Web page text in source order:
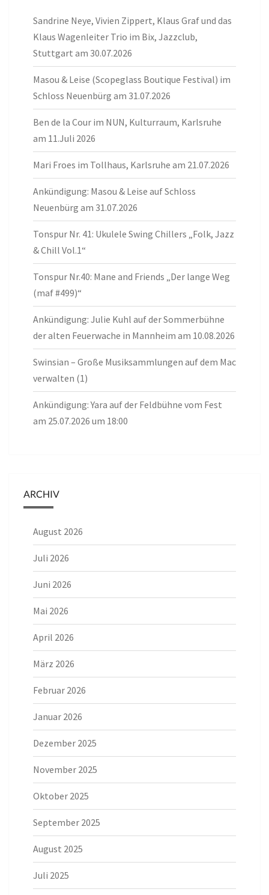
Sandrine Neye, Vivien Zippert, Klaus Graf und das
Klaus Wagenleiter Trio im Bix, Jazzclub,
Stuttgart am 30.07.2026
Masou & Leise (Scopeglass Boutique Festival) im
Schloss Neuenbürg am 31.07.2026
Ben de la Cour im NUN, Kulturraum, Karlsruhe
am 11.Juli 2026
Mari Froes im Tollhaus, Karlsruhe am 21.07.2026
Ankündigung: Masou & Leise auf Schloss
Neuenbürg am 31.07.2026
Tonspur Nr. 41: Ukulele Swing Chillers „Folk, Jazz
& Chill Vol.1“
Tonspur Nr.40: Mane and Friends „Der lange Weg
(maf #499)“
Ankündigung: Julie Kuhl auf der Sommerbühne
der alten Feuerwache in Mannheim am 10.08.2026
Swinsian – Große Musiksammlungen auf dem Mac
verwalten (1)
Ankündigung: Yara auf der Feldbühne vom Fest
am 25.07.2026 um 18:00
ARCHIV
August 2026
Juli 2026
Juni 2026
Mai 2026
April 2026
März 2026
Februar 2026
Januar 2026
Dezember 2025
November 2025
Oktober 2025
September 2025
August 2025
Juli 2025